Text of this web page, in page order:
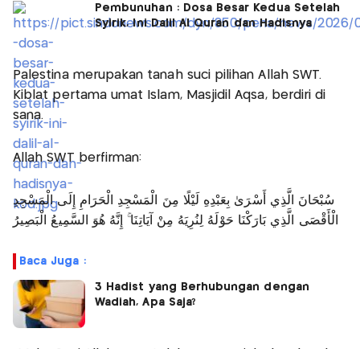
Pembunuhan : Dosa Besar Kedua Setelah
Syirik, Ini Dalil Al Quran dan Hadisnya
Palestina merupakan tanah suci pilihan Allah SWT.
Kiblat pertama umat Islam, Masjidil Aqsa, berdiri di
sana.
Allah SWT berfirman:
سُبْحَانَ الَّذِي أَسْرَىٰ بِعَبْدِهِ لَيْلًا مِنَ الْمَسْجِدِ الْحَرَامِ إِلَى الْمَسْجِدِ
الْأَقْصَى الَّذِي بَارَكْنَا حَوْلَهُ لِنُرِيَهُ مِنْ آيَاتِنَا ۚ إِنَّهُ هُوَ السَّمِيعُ الْبَصِيرُ
Baca Juga :
3 Hadist yang Berhubungan dengan
Wadiah, Apa Saja?